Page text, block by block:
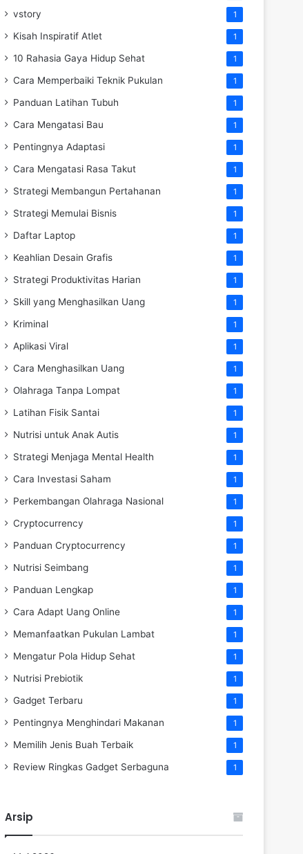
vstory 1
Kisah Inspiratif Atlet 1
10 Rahasia Gaya Hidup Sehat 1
Cara Memperbaiki Teknik Pukulan 1
Panduan Latihan Tubuh 1
Cara Mengatasi Bau 1
Pentingnya Adaptasi 1
Cara Mengatasi Rasa Takut 1
Strategi Membangun Pertahanan 1
Strategi Memulai Bisnis 1
Daftar Laptop 1
Keahlian Desain Grafis 1
Strategi Produktivitas Harian 1
Skill yang Menghasilkan Uang 1
Kriminal 1
Aplikasi Viral 1
Cara Menghasilkan Uang 1
Olahraga Tanpa Lompat 1
Latihan Fisik Santai 1
Nutrisi untuk Anak Autis 1
Strategi Menjaga Mental Health 1
Cara Investasi Saham 1
Perkembangan Olahraga Nasional 1
Cryptocurrency 1
Panduan Cryptocurrency 1
Nutrisi Seimbang 1
Panduan Lengkap 1
Cara Adapt Uang Online 1
Memanfaatkan Pukulan Lambat 1
Mengatur Pola Hidup Sehat 1
Nutrisi Prebiotik 1
Gadget Terbaru 1
Pentingnya Menghindari Makanan 1
Memilih Jenis Buah Terbaik 1
Review Ringkas Gadget Serbaguna 1
Arsip